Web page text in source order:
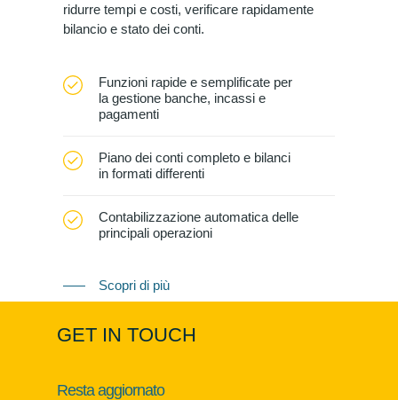
ridurre tempi e costi, verificare rapidamente
bilancio e stato dei conti.
Funzioni rapide e semplificate per
la gestione banche, incassi e
pagamenti
Piano dei conti completo e bilanci
in formati differenti
Contabilizzazione automatica delle
principali operazioni
Scopri di più
GET IN TOUCH
Resta aggiornato